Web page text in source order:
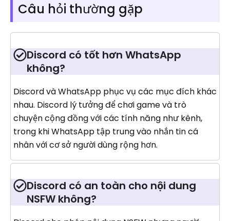
Câu hỏi thường gặp
Discord có tốt hơn WhatsApp
không?
Discord và WhatsApp phục vụ các mục đích khác
nhau. Discord lý tưởng để chơi game và trò
chuyện cộng đồng với các tính năng như kênh,
trong khi WhatsApp tập trung vào nhắn tin cá
nhân với cơ sở người dùng rộng hơn.
Discord có an toàn cho nội dung
NSFW không?